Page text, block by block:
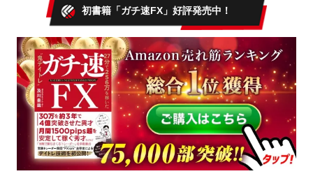
初書籍「ガチ速FX」好評発売中！